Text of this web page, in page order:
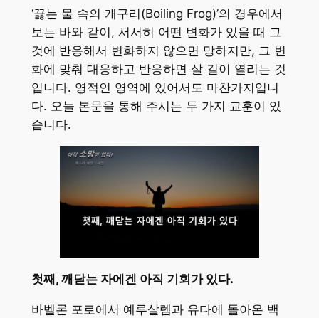
‘끓는 물 속의 개구리(Boiling Frog)’의 경우에서
보는 바와 같이, 서서히 어떤 변화가 있을 때 그
것에 반응해서 변화하지 않으면 망하지만, 그 변
화에 맞춰 대응하고 반응하면 살 길이 열리는 것
입니다. 영적인 영역에 있어서도 마찬가지입니
다. 오늘 본문을 통해 주시는 두 가지 교훈이 있
습니다.
첫째, 깨닫는 자에겐 아직 기회가 있다.
바벨론 포로에서 예루살렘과 유다에 돌아온 백